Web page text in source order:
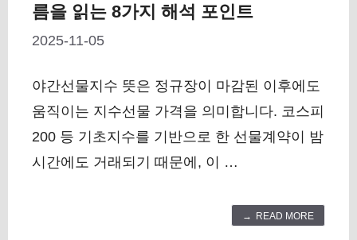
름을 읽는 8가지 해석 포인트
2025-11-05
야간선물지수 뜻은 정규장이 마감된 이후에도
움직이는 지수선물 가격을 의미합니다. 코스피
200 등 기초지수를 기반으로 한 선물계약이 밤
시간에도 거래되기 때문에, 이 …
READ MORE